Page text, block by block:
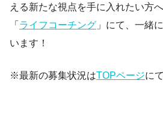
える新たな視点を手に入れたい方へ
「 ライフコーチング 」にて、一緒
います！
※最新の募集状況はTOPページに